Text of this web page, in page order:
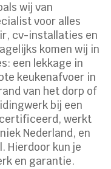
wij van
voor alles
cv-installaties en
komen wij in
een lekkage in
keukenafvoer in
van het dorp of
bij een
werkt
Nederland, en
Hierdoor kun je
en garantie.